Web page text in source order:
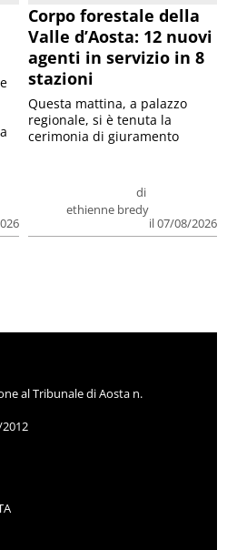
Corpo forestale della
Valle d’Aosta: 12 nuovi
agenti in servizio in 8
stazioni
di
ethienne bredy
il 07/08/2026
Questa mattina, a palazzo
regionale, si è tenuta la
cerimonia di giuramento
al Tribunale di Aosta n.